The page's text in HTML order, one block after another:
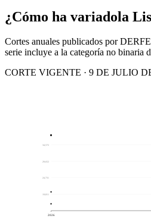
¿Cómo ha variadola
Cortes anuales publicados por
serie incluye a la categoría no binaria
CORTE VIGENTE · 9 DE JULIO
19,811
24,731
29,652
34,572
2026